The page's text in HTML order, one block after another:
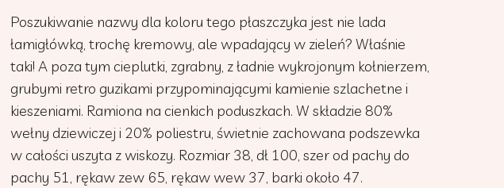
Poszukiwanie nazwy dla koloru tego płaszczyka jest nie lada
łamigłówką, trochę kremowy, ale wpadający w zieleń? Właśnie
taki! A poza tym cieplutki, zgrabny, z ładnie wykrojonym kołnierzem,
grubymi retro guzikami przypominającymi kamienie szlachetne i
kieszeniami. Ramiona na cienkich poduszkach. W składzie 80%
wełny dziewiczej i 20% poliestru, świetnie zachowana podszewka
w całości uszyta z wiskozy. Rozmiar 38, dł 100, szer od pachy do
pachy 51, rękaw zew 65, rękaw wew 37, barki około 47.